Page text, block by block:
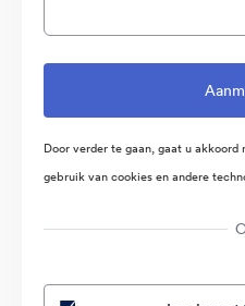
Door verder te gaan, gaat u akkoord
gebruik van cookies en andere